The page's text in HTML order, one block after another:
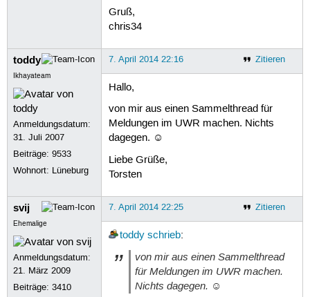
Gruß,
chris34
toddy
Ikhayateam
Anmeldungsdatum:
31. Juli 2007
Beiträge:9533
Wohnort: Lüneburg
Zitieren
7. April 2014 22:16
Hallo,
von mir aus einen Sammelthread für
Meldungen im UWR machen. Nichts
dagegen. ☺
Liebe Grüße,
Torsten
svij
Ehemalige
Anmeldungsdatum:
21. März 2009
Beiträge:3410
Zitieren
7. April 2014 22:25
toddy schrieb:
von mir aus einen Sammelthread
für Meldungen im UWR machen.
Nichts dagegen. ☺